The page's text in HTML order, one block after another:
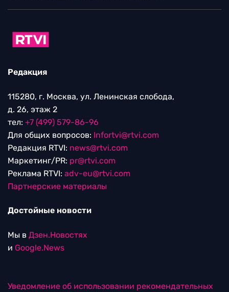
Редакция
115280, г. Москва, ул. Ленинская слобода,
д. 26, этаж 2
тел: +7 (499) 579-86-96
Для общих вопросов: Infortvi@rtvi.com
Редакция RTVI: news@rtvi.com
Маркетинг/PR: pr@rtvi.com
Реклама RTVI: adv-eu@rtvi.com
Партнерские материалы
Достойные новости
Мы в Дзен.Новостях
и Google.News
Уведомление об использовании рекомендательных